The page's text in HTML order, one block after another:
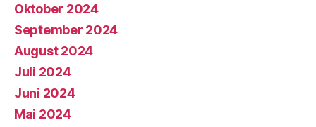
Oktober 2024
September 2024
August 2024
Juli 2024
Juni 2024
Mai 2024